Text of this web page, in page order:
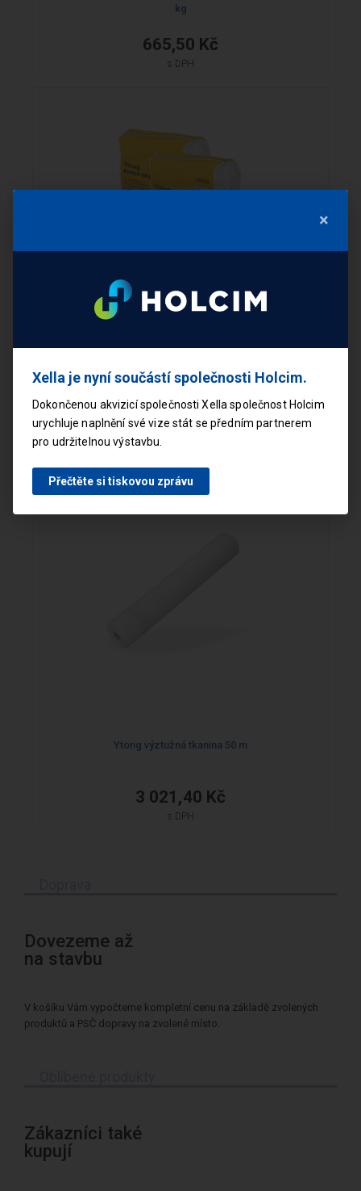
kg
665,50 Kč
s DPH
Ytong vnitřní stěrka hlazená 20 kg
611,10 Kč
Ytong výztužná tkanina 50 m
3 021,40 Kč
s DPH
Dovezeme až
na stavbu
V košíku Vám vypočteme kompletní cenu na základě zvolených
produktů a PSČ dopravy na zvolené místo.
Zákazníci také
kupují
×
Xella je nyní součástí společnosti Holcim.
Dokončenou akvizicí společnosti Xella společnost Holcim
urychluje naplnění své vize stát se předním partnerem
pro udržitelnou výstavbu.
Přečtěte si tiskovou zprávu